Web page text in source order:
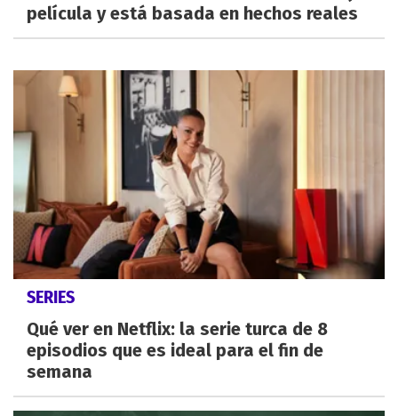
película y está basada en hechos reales
SERIES
Qué ver en Netflix: la serie turca de 8
episodios que es ideal para el fin de
semana